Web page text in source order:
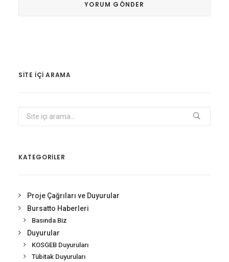
SITE IÇI ARAMA
KATEGORİLER
Proje Çağrıları ve Duyurular
Bursatto Haberleri
Basında Biz
Duyurular
KOSGEB Duyuruları
Tübitak Duyuruları